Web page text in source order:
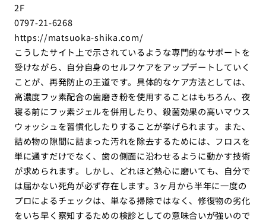
2F
0797-21-6268
https://matsuoka-shika.com/
こうしたサイト上で示されているような専門的なサポートを
受けながら、自分自身のセルフケアをアップデートしていく
ことが、再発防止の王道です。具体的なケア方法としては、
高濃度フッ素配合の歯磨き粉を使用することはもちろん、夜
寝る前にフッ素ジェルを併用したり、殺菌効果の高いマウス
ウォッシュを習慣化したりすることが挙げられます。また、
詰め物の隙間に詰まった汚れを除去するためには、フロスを
単に通すだけでなく、歯の側面に沿わせるように動かす技術
が求められます。しかし、どれほど熱心に磨いても、自分で
は届かない死角が必ず存在します。3ヶ月から半年に一度の
プロによるチェックは、単なる掃除ではなく、修復物の劣化
をいち早く察知するための検診としての意味合いが強いので